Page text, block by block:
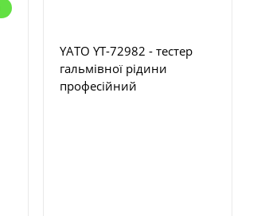
YATO YT-72982 - тестер
гальмівної рідини
професійний